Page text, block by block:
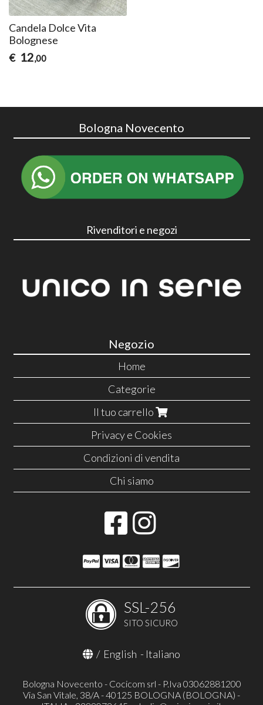
Candela Dolce Vita
Bolognese
€ 12,00
Bologna Novecento
Rivenditori e negozi
Negozio
Home
Categorie
Il tuo carrello
Privacy e Cookies
Condizioni di vendita
Chi siamo
SSL-256
SITO SICURO
/ English - Italiano
Bologna Novecento - Cocicom srl - P.Iva 03062881200
Via San Vitale, 38/A - 40125 BOLOGNA (BOLOGNA) -